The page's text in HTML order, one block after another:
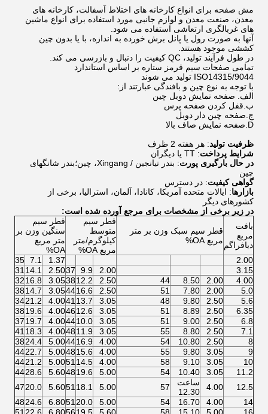
مش صفحه برای انواع کارخانه های اختلاط آسفالت، کارخانه های
معدن، صنعت معدن و لوازم جانبی مورد استفاده برای انواع ماشین
های غربالگری ارتعاشی استفاده می شود.
آنها به صورت رول یا پانل برش خورده به اندازه، با یا بدون چین
کششی موجود هستند.
در طول فرآیند تولید، QC کیفیت را دنبال و بازرسی می کند.
تمامی صفحات سیم قرمز ستاره بر اساس استاندارد
ISO14315/9044 تولید می شوند
با توجه به نوع چین و بافندگی عبارتند از:
الف. صفحه نمایش دوبل چین
ب.قفل کردن صفحه پرس
ج.صفحه چین دار دوبل
D.صفحه نمایش صاف بالا
ظرفیت تولید: هر هفته 2 ظرف
شرایط پرداخت: TT یا دیگران
در حال بارگیری پورت
: بندر تیانجین / Xingang، چین؛بندر شانگهای
چین
گواهی کیفیت: در دسترس
بازارها: ایالات متحده آمریکا، کانادا، آلمان، استرالیا، برخی از
کشورهای دیگر
در زیر برخی از مشخصات برای مرجع آورده شده است:
بافت
مربع
دیافراگم
قطر سیم سبک وزن بر متر
مربع OA%
قطر سیم
متوسط ​​
کیلوگرم/متر
مربع OA%
قطر سیم
سنگین وزن بر
متر مربع
OA%
2.00
1.37
7.1
35
3.15
2.00
9.9
37
2.50
14.1
31
4.00
2.00
8.50
44
2.50
12.2
38
3.05
16.8
32
5.0
2.00
7.80
51
2.50
16.6
44
3.05
14.7
38
5.6
2.50
9.80
48
3.05
13.7
41
4.00
21.2
34
6.35
2.50
8.89
51
3.05
12.6
46
4.00
19.6
38
6.8
2.50
9.00
51
3.05
10.0
44
4.00
19.7
37
7.1
2.50
8.80
55
3.05
11.9
48
4.00
18.3
41
8
2.50
10.80
54
4.00
16.9
44
5.00
24.4
38
9
3.05
9.80
55
4.00
15.6
48
5.00
22.7
44
10
3.05
9.10
58
4.00
14.5
51
5.00
21.2
44
11.2
3.05
10.40
54
5.00
19.6
48
5.60
28.6
44
12.5
4.00
ساعت
12.30
57
5.00
18.1
51
5.60
20.0
47
14
4.00
16.70
54
5.00
20.0
51
6.80
24.6
48